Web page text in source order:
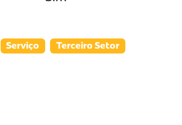
Serviço
Terceiro Setor